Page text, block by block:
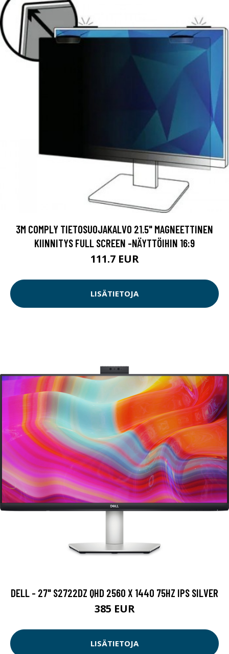
3M COMPLY TIETOSUOJAKALVO 21.5" MAGNEETTINEN
KIINNITYS FULL SCREEN -NÄYTTÖIHIN 16:9
111.7 EUR
LISÄTIETOJA
DELL - 27" S2722DZ QHD 2560 X 1440 75HZ IPS SILVER
385 EUR
LISÄTIETOJA